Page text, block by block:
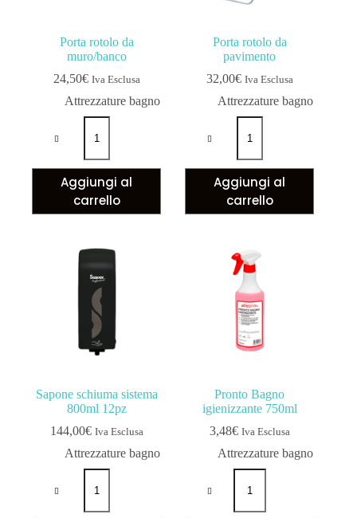
Porta rotolo da
muro/banco
24,50€ Iva Esclusa
Attrezzature bagno
Aggiungi al
carrello
Porta rotolo da
pavimento
32,00€ Iva Esclusa
Attrezzature bagno
Aggiungi al
carrello
Sapone schiuma sistema
800ml 12pz
144,00€ Iva Esclusa
Attrezzature bagno
Pronto Bagno
igienizzante 750ml
3,48€ Iva Esclusa
Attrezzature bagno